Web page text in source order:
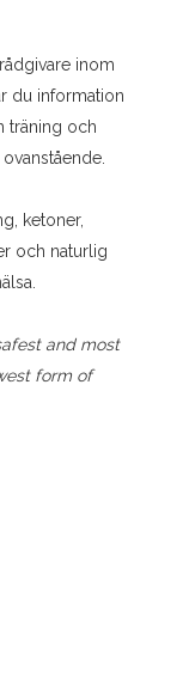
inom
du information
träning och
ketoner,
och naturlig
and most
form of